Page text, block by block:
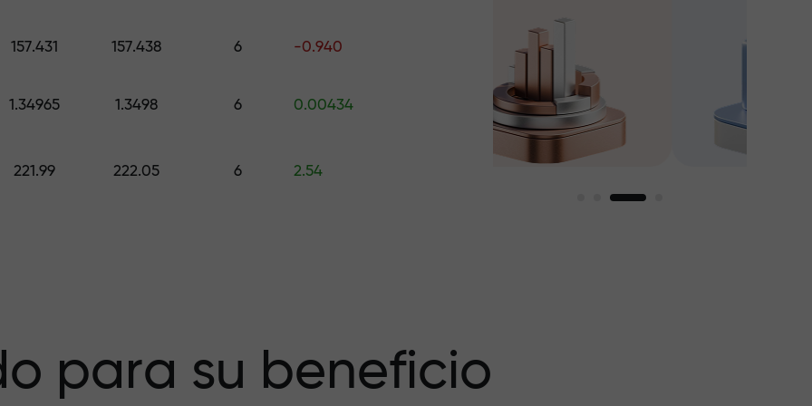
— garantizamos
X1000 — el
157.431 157.438 6 -0.940
1.34965 1.3498 6 0.00434
221.99 222.05 6 2.54
para su beneficio